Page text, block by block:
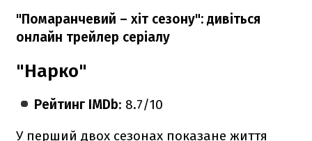
"Помаранчевий – хіт сезону": дивіться
онлайн трейлер серіалу
"Нарко"
Рейтинг IMDb: 8.7/10
У перший двох сезонах показане життя